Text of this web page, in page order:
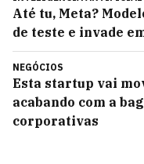
Até tu, Meta?
de teste e invade
NEGÓCIOS
Esta startup vai
acabando com a
corporativas